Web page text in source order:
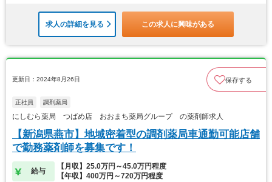
求人の詳細を見る この求人に興味がある
更新日：2024年8月26日 保存する
正社員 調剤薬局
にしむら薬局 つばめ店 おおまち薬局グループ の薬剤師求人
【新潟県燕市】地域密着型の調剤薬局車通勤可能店舗
で勤務薬剤師を募集です！
給与
【月収】25.0万円～45.0万円程度
【年収】400万円～720万円程度